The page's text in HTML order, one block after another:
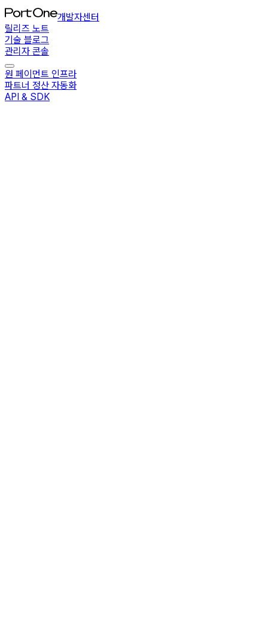
개발자센터
릴리즈 노트
기술 블로그
관리자 콘솔
원 페이먼트 인프라
파트너 정산 자동화
API & SDK